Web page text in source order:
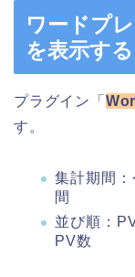
ワードプ
を表示する
プラグイン「
す。
集計期間
間
並び順：
PV数